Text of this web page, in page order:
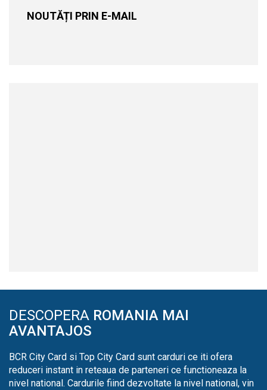
NOUTĂȚI PRIN E-MAIL
DESCOPERA ROMANIA MAI
AVANTAJOS
BCR City Card si Top City Card sunt carduri ce iti ofera
reduceri instant in reteaua de parteneri ce functioneaza la
nivel national. Cardurile fiind dezvoltate la nivel national, vin